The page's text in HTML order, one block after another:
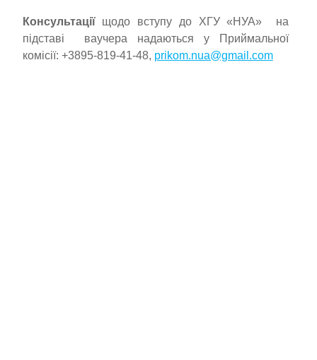
Консультаціїщодо вступу до ХГУ «НУА» на
підставі ваучера надаються у Приймальної
комісії: +3895-819-41-48, prikom.nua@gmail.com